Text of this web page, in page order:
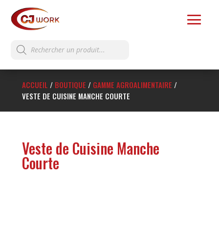
de
produits
ACCUEIL / BOUTIQUE / GAMME AGROALIMENTAIRE /
VESTE DE CUISINE MANCHE COURTE
Veste de Cuisine Manche
Courte